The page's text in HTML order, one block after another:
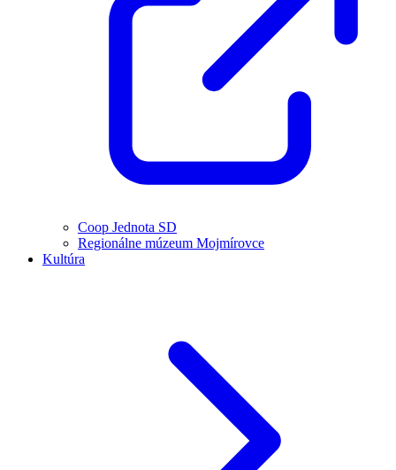
Coop Jednota SD
Regionálne múzeum Mojmírovce
Kultúra